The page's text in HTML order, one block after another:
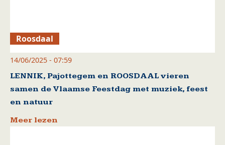
Roosdaal
14/06/2025 - 07:59
LENNIK, Pajottegem en ROOSDAAL vieren
samen de Vlaamse Feestdag met muziek, feest
en natuur
Meer lezen